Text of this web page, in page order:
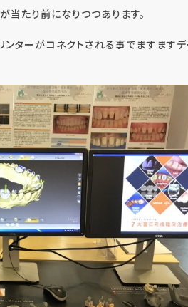
当たり前になりつつあります。
ターがコネクトされる事でますます